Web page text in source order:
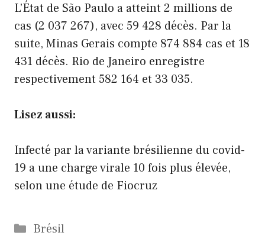
L’État de São Paulo a atteint 2 millions de
cas (2 037 267), avec 59 428 décès. Par la
suite, Minas Gerais compte 874 884 cas et 18
431 décès. Rio de Janeiro enregistre
respectivement 582 164 et 33 035.
Lisez aussi:
Infecté par la variante brésilienne du covid-
19 a une charge virale 10 fois plus élevée,
selon une étude de Fiocruz
Catégories
Brésil